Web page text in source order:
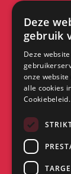
Heeft
Deze
gebruik
Deze
onze
alle cookies
Cookiebeleid.